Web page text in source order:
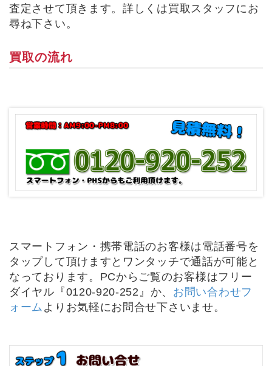
査定させて頂きます。詳しくは買取スタッフにお
尋ね下さい。
買取の流れ
スマートフォン・携帯電話のお客様は電話番号を
タップして頂けますとワンタッチで通話が可能と
なっております。PCからご覧のお客様はフリー
ダイヤル『0120-920-252』か、 お問い合わせフ
ォーム よりお気軽にお問合せ下さいませ。